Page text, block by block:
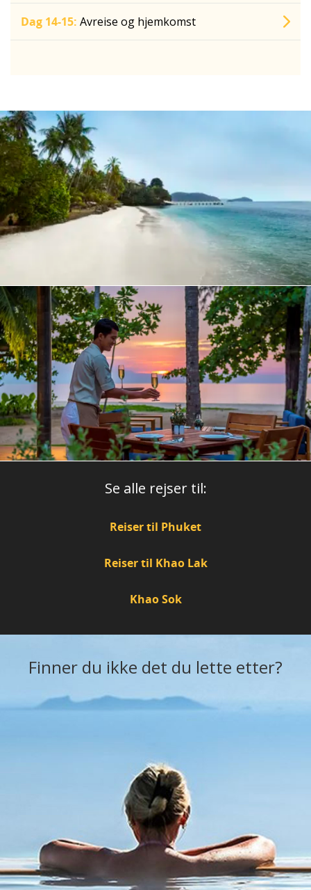
Dag 14-15: Avreise og hjemkomst
Se alle rejser til:
Reiser til Phuket
Reiser til Khao Lak
Khao Sok
Finner du ikke det du lette etter?